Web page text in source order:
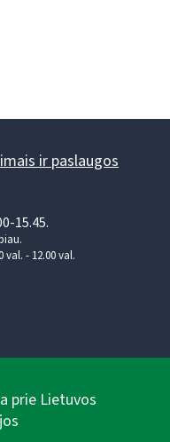
ir paslaugos
15.45.
- 12.00 val.
prie Lietuvos